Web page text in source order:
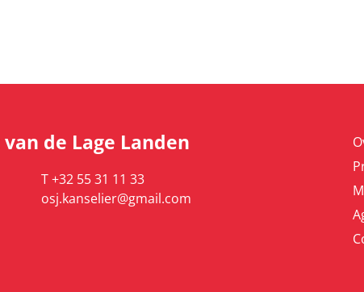
van de Lage Landen
T +32 55 31 11 33
osj.kanselier@gmail.com